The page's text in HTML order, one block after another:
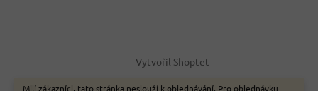
Milí zákazníci, tato stránka neslouží k objednávání. Pro objednávku
Vytvořil Shoptet